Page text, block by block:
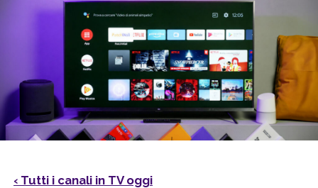
‹ Tutti i canali in TV oggi